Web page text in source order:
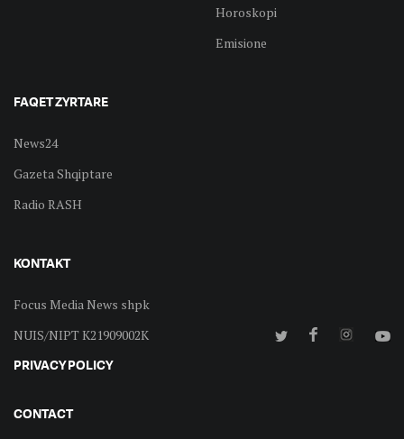
Horoskopi
Emisione
FAQET ZYRTARE
News24
Gazeta Shqiptare
Radio RASH
KONTAKT
Focus Media News shpk
NUIS/NIPT K21909002K
PRIVACY POLICY
CONTACT